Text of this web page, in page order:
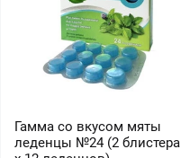
Гамма со вкусом мяты
леденцы №24 (2 блистера